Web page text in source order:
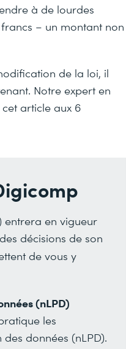
à de lourdes
– un montant non
de la loi, il
Notre expert en
article aux 6
entrera en vigueur
décisions de son
de vous y
(nLPD)
les
données (nLPD).